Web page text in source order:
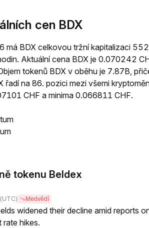
cen BDX
má BDX celkovou tržní kapitalizaci
Aktuální cena BDX je 0.070242
tokenů BDX v oběhu je 7.87B,
řadí na 86. pozici mezi všemi
CHF a minima 0.066811 CHF.
tokenu Beldex
(UTC) Medvědí
widened their decline amid reports
rate hikes.